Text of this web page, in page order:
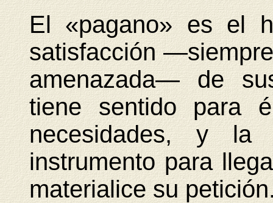
El «pagano» es el
satisfacción
amenazada— de
tiene sentido para
necesidades, y
instrumento para
materialice su